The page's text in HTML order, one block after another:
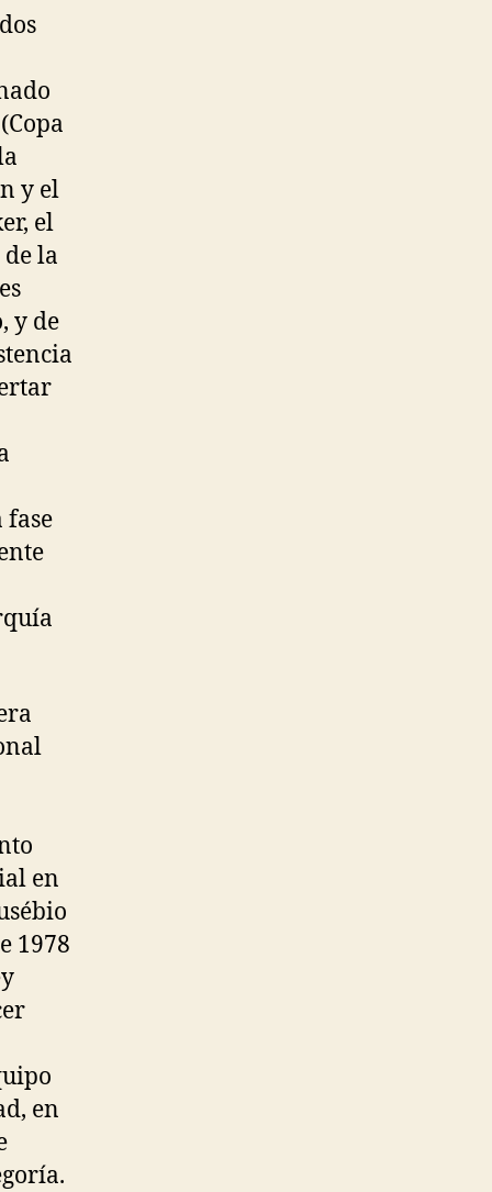
y el
el
de la
y de
en
1978
en